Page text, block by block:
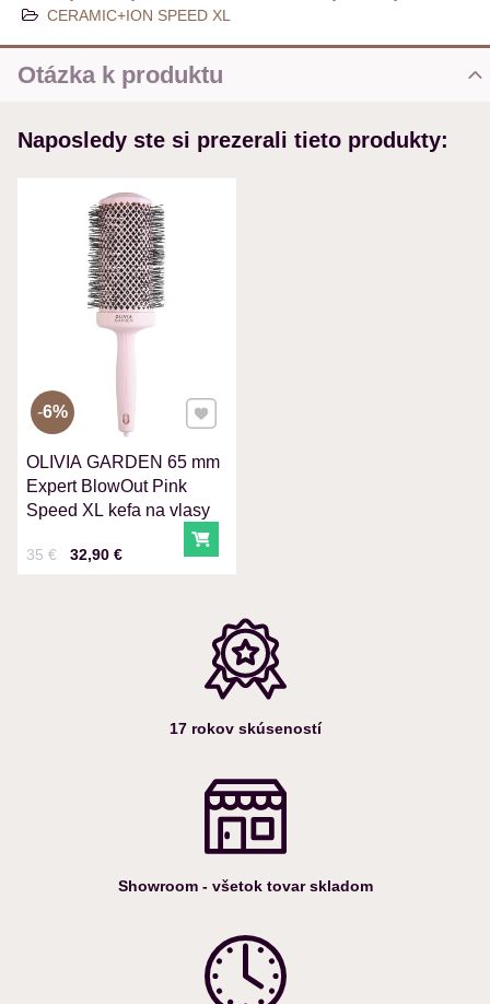
CERAMIC+ION SPEED XL
Otázka k produktu
MENO
VÁŠ E-MAIL
VAŠA OTÁZKA K PRODUKTU
Odoslať
Naposledy ste si prezerali tieto produkty:
OLIVIA GARDEN 65 mm
Expert BlowOut Pink
Speed XL kefa na vlasy
Cena s DPH
32,90 €
Pred zľavou:
35 € Do košíka
6% Pridať k Obľúbeným
17 rokov skúseností
Showroom - všetok tovar skladom